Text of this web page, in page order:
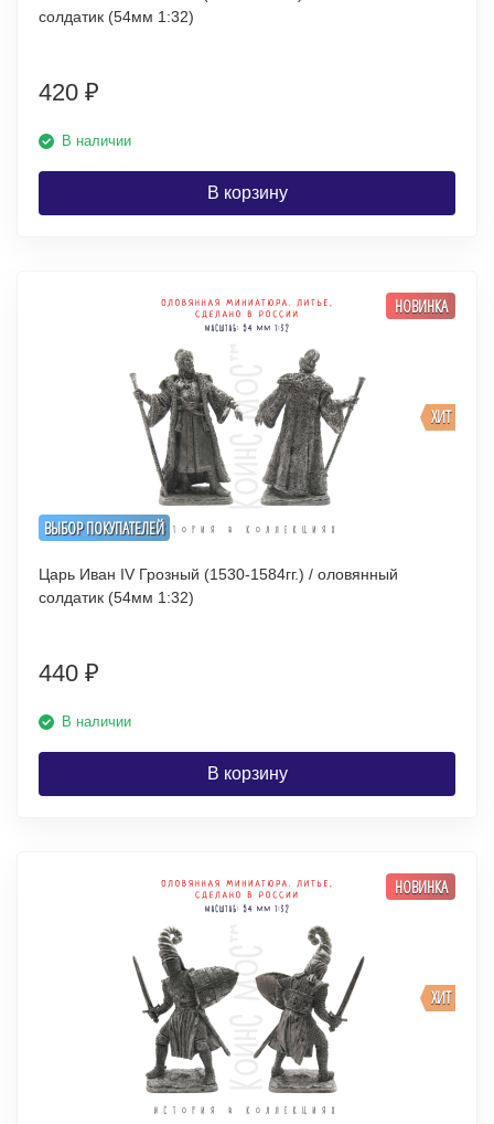
солдатик (54мм 1:32)
420 ₽
В наличии
В корзину
ВЫБОР ПОКУПАТЕЛЕЙ
ХИТ
НОВИНКА
Царь Иван IV Грозный (1530-1584гг.) / оловянный
солдатик (54мм 1:32)
440 ₽
В наличии
В корзину
ХИТ
НОВИНКА